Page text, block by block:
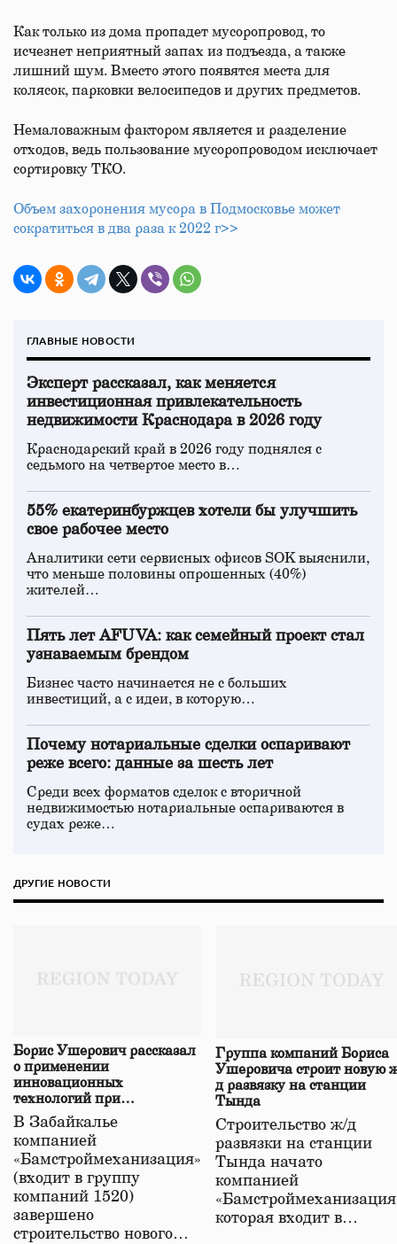
Как только из дома пропадет мусоропровод, то
исчезнет неприятный запах из подъезда, а также
лишний шум. Вместо этого появятся места для
колясок, парковки велосипедов и других предметов.
Немаловажным фактором является и разделение
отходов, ведь пользование мусоропроводом исключает
сортировку ТКО.
Объем захоронения мусора в Подмосковье может
сократиться в два раза к 2022 г>>
ГЛАВНЫЕ НОВОСТИ
Эксперт рассказал, как меняется
инвестиционная привлекательность
недвижимости Краснодара в 2026 году
Краснодарский край в 2026 году поднялся с
седьмого на четвертое место в…
55% екатеринбуржцев хотели бы улучшить
свое рабочее место
Аналитики сети сервисных офисов SOK выяснили,
что меньше половины опрошенных (40%)
жителей…
Пять лет AFUVA: как семейный проект стал
узнаваемым брендом
Бизнес часто начинается не с больших
инвестиций, а с идеи, в которую…
Почему нотариальные сделки оспаривают
реже всего: данные за шесть лет
Среди всех форматов сделок с вторичной
недвижимостью нотариальные оспариваются в
судах реже…
ДРУГИЕ НОВОСТИ
Борис Ушерович рассказал
о применении
инновационных
технологий при
строительстве нового моста
в Забайкалье
В Забайкалье
компанией
«Бамстроймеханизация»
(входит в группу
компаний 1520)
завершено
строительство нового…
Группа компаний Бориса
Ушеровича строит новую
д развязку на станции
Тында
Строительство ж/д
развязки на станции
Тында начато
компанией
которая входит в…